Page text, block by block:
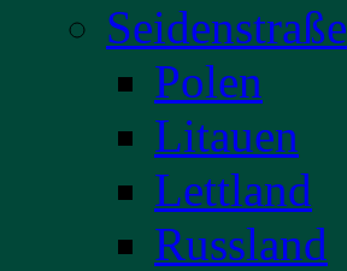
Seidenstraße
Polen
Litauen
Lettland
Russland